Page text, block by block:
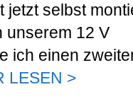
selbst
unserem 12 V
ich einen
LESEN >